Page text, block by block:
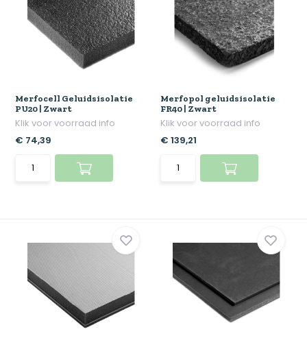
Merfocell Geluidsisolatie
PU20 | Zwart
Klik voor voorraad info
€ 74,39
Merfopol geluidsisolatie
FR40 | Zwart
Klik voor voorraad info
€ 139,21